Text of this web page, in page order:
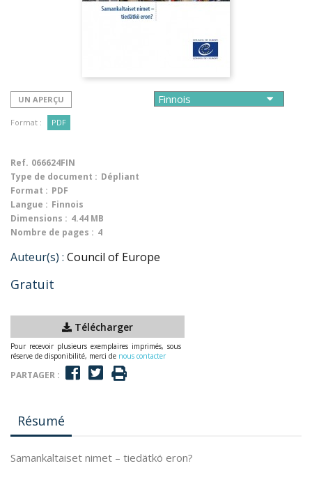
UN APERÇU
Format : PDF
Ref. 066624FIN
Type de document : Dépliant
Format : PDF
Langue : Finnois
Dimensions : 4.44 MB
Nombre de pages : 4
Auteur(s) : Council of Europe
Gratuit
Télécharger
Pour recevoir plusieurs exemplaires imprimés, sous
réserve de disponibilité, merci de nous contacter
PARTAGER :
Résumé
Samankaltaiset nimet – tiedätkö eron?